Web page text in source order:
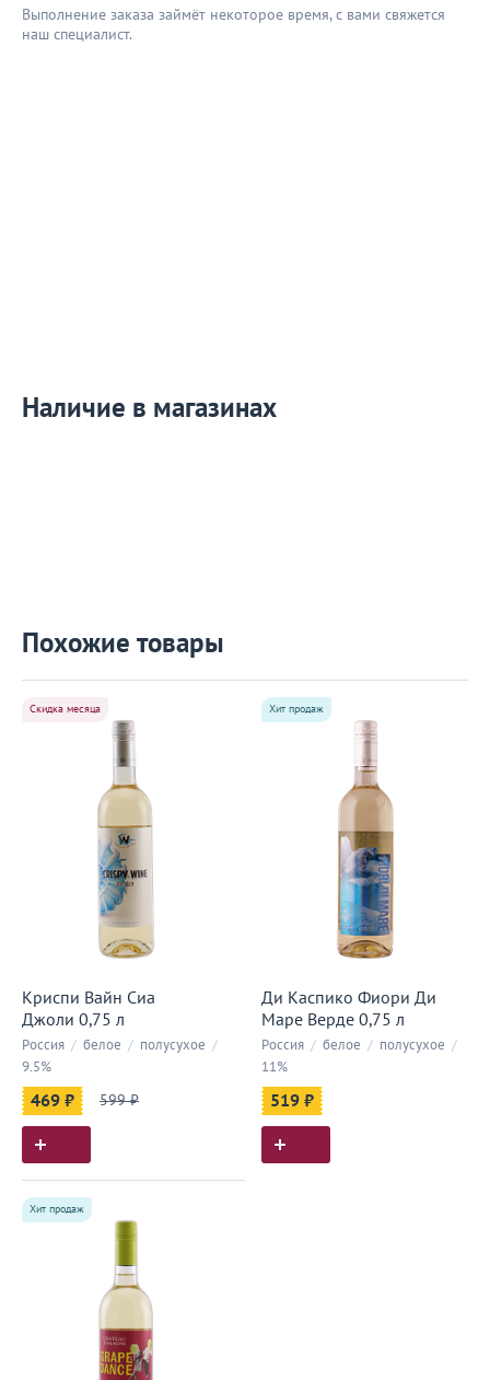
Выполнение заказа займёт некоторое время, с вами свяжется
наш специaлист.
Наличие в магазинах
Похожие товары
Скидка месяца
Криспи Вайн Сиа
Джоли 0,75 л
Россия / белое / полусухое /
9.5%
469 ₽ 599 ₽
Хит продаж
Ди Каспико Фиори Ди
Маре Верде 0,75 л
Россия / белое / полусухое /
11%
519 ₽
Хит продаж